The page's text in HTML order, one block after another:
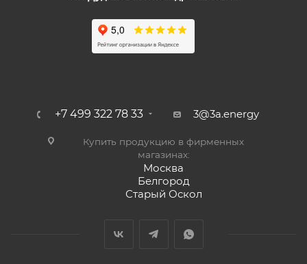
+7 499 322 78 33 3@3a.energy
Купить продукцию в фирменных
магазинах:
Москва
Белгород
Старый Оскол